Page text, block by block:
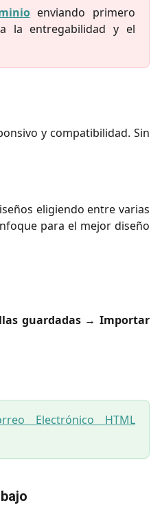
enviando primero
la entregabilidad y el
y compatibilidad. Sin
eligiendo entre varias
para el mejor diseño
guardadas→ Importar
Electrónico HTML